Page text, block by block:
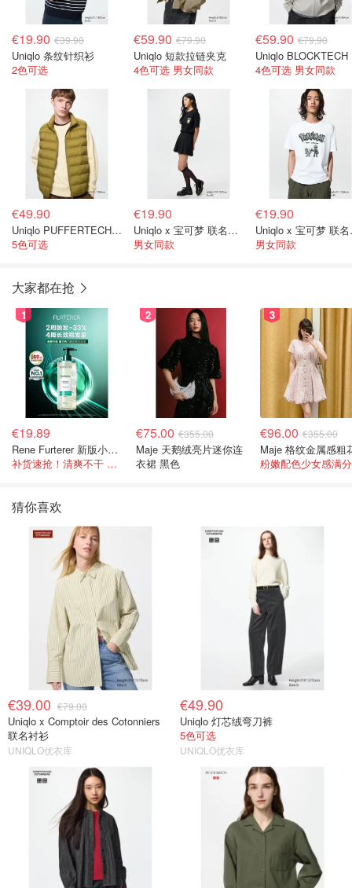
€19.90 €39.90
Uniqlo 条纹针织衫
2色可选
€59.90 €79.90
Uniqlo 短款拉链夹克
4色可选 男女同款
€59.90 €79.90
4色可选 男女同款
€49.90
Uniqlo PUFFERTECH 羽绒背心
5色可选
€19.90
Uniqlo x 宝可梦 联名T恤
男女同款
€19.90
男女同款
大家都在抢
1
€19.89
Rene Furterer 新版小白珠洗发水 500ml
补货速抢！清爽不干 蓬松强韧秀发
2
€75.00 €355.00
Maje 天鹅绒亮片迷你连
衣裙 黑色
3
€96.00 €355.00
粉嫩配色少女感满
猜你喜欢
€39.00 €79.00
Uniqlo x Comptoir des Cotonniers
联名衬衫
UNIQLO优衣库
€49.90
Uniqlo 灯芯绒弯刀裤
5色可选
UNIQLO优衣库